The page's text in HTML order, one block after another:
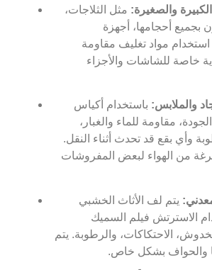
والصغيرة: مثل الثلاجات،
بجميع أحجامها، أجهزة
مواد تغليف مقاومة
خاصة للشاشات والأجزاء
والملابس: باستخدام أكياس
مقاومة للماء والغبار،
وأي بقع قد تحدث أثناء النقل.
من الهواء لبعض المفروشات
يتم لف الأثاث الخشبي
الاسترتش فيلم السميك
الاحتكاكات، والرطوبة. يتم
والحواف بشكل خاص.